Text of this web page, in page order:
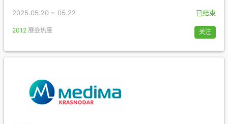
2025.05.20 ~ 05.22 已结束
2012 展会热度 关注